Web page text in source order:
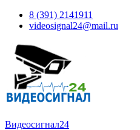
8 (391) 2141911
videosignal24@mail.ru
Видеосигнал24